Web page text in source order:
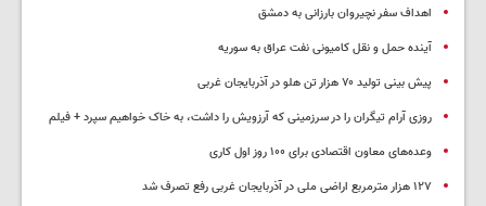
اهداف سفر نچیروان بارزانی به دمشق
آینده حمل و نقل کامیونی نفت عراق به سوریه
پیش بینی تولید ۷۰ هزار تن هلو در آذربایجان غربی
روزی آرام تیگران را در سرزمینی که آرزویش را داشت، به خاک خواهیم سپرد + فیلم
وعده‌های معاون اقتصادی برای ۱۰۰ روز اول کاری
۱۲۷ هزار مترمربع اراضی ملی در آذربایجان غربی رفع تصرف شد